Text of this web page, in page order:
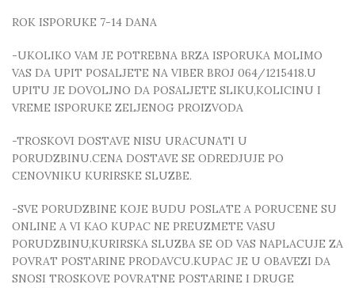
ROK ISPORUKE 7-14 DANA
-UKOLIKO VAM JE POTREBNA BRZA ISPORUKA MOLIMO
VAS DA UPIT POSALJETE NA VIBER BROJ 064/1215418.U
UPITU JE DOVOLJNO DA POSALJETE SLIKU,KOLICINU I
VREME ISPORUKE ZELJENOG PROIZVODA
-TROSKOVI DOSTAVE NISU URACUNATI U
PORUDZBINU.CENA DOSTAVE SE ODREDJUJE PO
CENOVNIKU KURIRSKE SLUZBE.
-SVE PORUDZBINE KOJE BUDU POSLATE A PORUCENE SU
ONLINE A VI KAO KUPAC NE PREUZMETE VASU
PORUDZBINU,KURIRSKA SLUZBA SE OD VAS NAPLACUJE ZA
POVRAT POSTARINE PRODAVCU.KUPAC JE U OBAVEZI DA
SNOSI TROSKOVE POVRATNE POSTARINE I DRUGE